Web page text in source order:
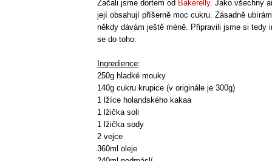
Začali jsme dortem od Bakerelly. Jako všechny
její obsahují příšerně moc cukru. Zásadně
někdy dávám ještě méně. Připravili jsme si tedy
se do toho.
Ingredience:
250g hladké mouky
140g cukru krupice (v originále je 300g)
1 lžíce holandského kakaa
1 lžička soli
1 lžička sody
2 vejce
360ml oleje